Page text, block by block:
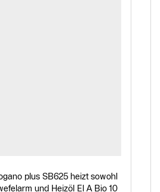
plus SB625 heizt sowohl
und Heizöl El A Bio 10